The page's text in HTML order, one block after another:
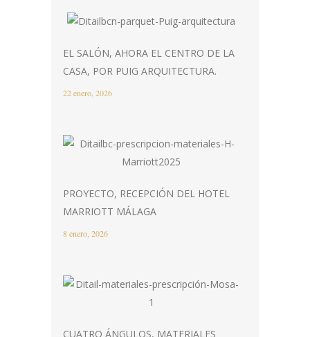
EL SALÓN, AHORA EL CENTRO DE LA
CASA, POR PUIG ARQUITECTURA.
22 enero, 2026
PROYECTO, RECEPCIÓN DEL HOTEL
MARRIOTT MÁLAGA
8 enero, 2026
CUATRO ÁNGULOS, MATERIALES